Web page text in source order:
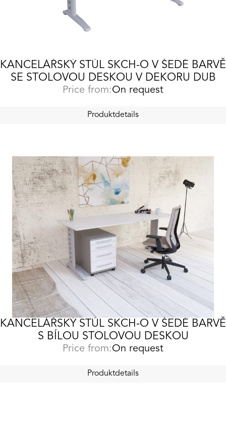
KANCELÁŘSKÝ STŮL SKCH-O V ŠEDÉ BARVĚ
SE STOLOVOU DESKOU V DEKORU DUB
Price from:On request
Produktdetails
KANCELÁŘSKÝ STŮL SKCH-O V ŠEDÉ BARVĚ
S BÍLOU STOLOVOU DESKOU
Price from:On request
Produktdetails